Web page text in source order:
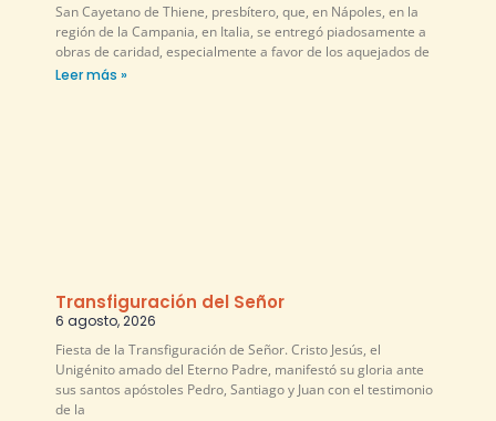
San Cayetano de Thiene, presbítero, que, en Nápoles, en la
región de la Campania, en Italia, se entregó piadosamente a
obras de caridad, especialmente a favor de los aquejados de
Leer más »
Transfiguración del Señor
6 agosto, 2026
Fiesta de la Transfiguración de Señor. Cristo Jesús, el
Unigénito amado del Eterno Padre, manifestó su gloria ante
sus santos apóstoles Pedro, Santiago y Juan con el testimonio
de la